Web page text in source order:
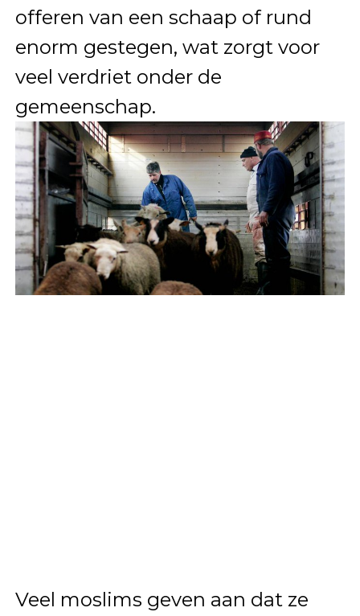
offeren van een schaap of rund
enorm gestegen, wat zorgt voor
veel verdriet onder de
gemeenschap.
Veel moslims geven aan dat ze